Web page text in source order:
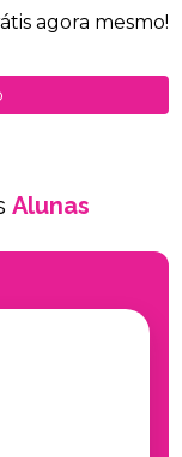
agora mesmo!
Alunas